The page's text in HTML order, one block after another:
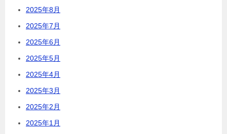
2025年8月
2025年7月
2025年6月
2025年5月
2025年4月
2025年3月
2025年2月
2025年1月